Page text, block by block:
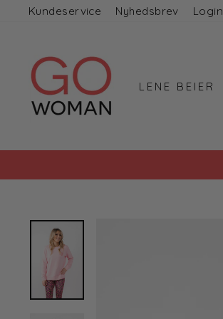
Kundeservice Nyhedsbrev Login
LENE BEIER